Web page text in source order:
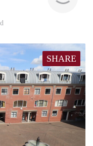
SHARE